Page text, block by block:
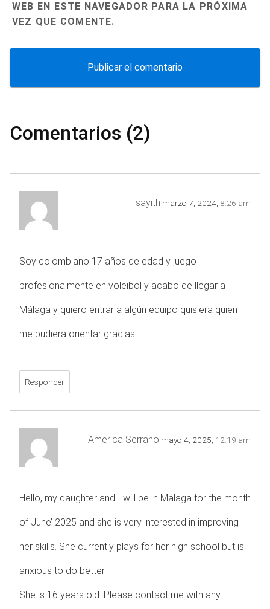
WEB EN ESTE NAVEGADOR PARA LA PRÓXIMA
VEZ QUE COMENTE.
Comentarios (2)
sayith marzo 7, 2024, 8:26 am
Soy colombiano 17 años de edad y juego
profesionalmente en voleibol y acabo de llegar a
Málaga y quiero entrar a algún equipo quisiera quien
me pudiera orientar gracias
Responder
America Serrano mayo 4, 2025, 12:19 am
Hello, my daughter and I will be in Malaga for the month
of June’ 2025 and she is very interested in improving
her skills. She currently plays for her high school but is
anxious to do better.
She is 16 years old. Please contact me with any